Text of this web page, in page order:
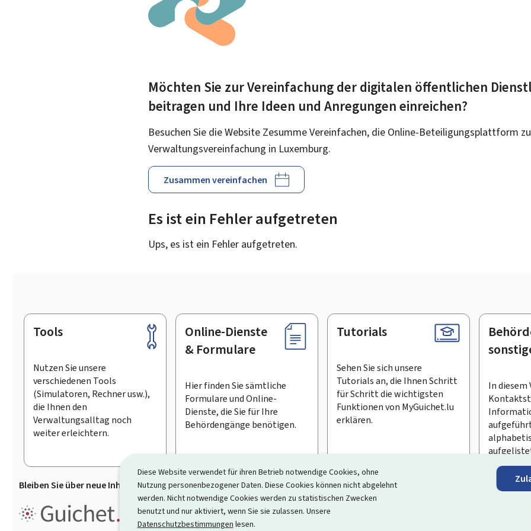
Diese Website verwendet für ihren Betrieb notwendige Cookies, ohne
Nutzung personenbezogener Daten. Diese Cookies können nicht abgelehnt
werden. Nicht notwendige Cookies werden zu statistischen Zwecken
benutzt und nur aktiviert, wenn Sie sie zulassen. Unsere
Datenschutzbestimmungen lesen.
Möchten Sie zur Vereinfachung der digitalen öffentlichen
beitragen und Ihre Ideen und Anregungen einreichen?
Besuchen Sie die Website Zesumme Vereinfachen, die Online-Beteiligungsplattform
Verwaltungsvereinfachung in Luxemburg.
Zusammen vereinfachen
Es ist ein Fehler aufgetreten
Ups, es ist ein Fehler aufgetreten.
Footer
Tools
Nutzen Sie unsere
verschiedenen Tools
(Simulatoren, Rechner usw.),
die Ihnen den
Verwaltungsalltag noch
weiter erleichtern.
Online-Dienste
& Formulare
Hier finden Sie sämtliche
Formulare und Online-
Dienste, die Sie für Ihre
Behördengänge benötigen.
Tutorials
Sehen Sie sich unsere
Tutorials an, die Ihnen Schritt
für Schritt die wichtigsten
Funktionen von MyGuichet.lu
erklären.
In diesem
Bleiben Sie über neue Inhalte auf Guichet.lu informiert Den Newsletter abonnieren
Guichet.lu ist ein Informationsportal, das Ihre Interaktion mit dem Staat vereinfacht
Informationen, Behördengängen und Dienstleistungen, die von den Behörden und sonstigen